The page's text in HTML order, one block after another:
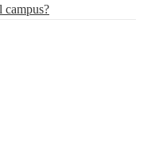
campus?